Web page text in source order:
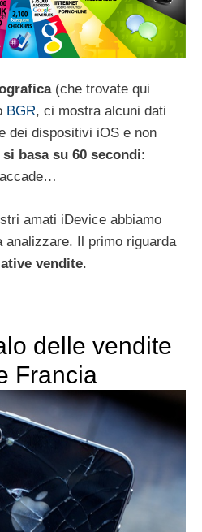
(che trovate qui
BGR, ci mostra alcuni dati
dei dispositivi iOS e non
si basa su 60 secondi:
amati iDevice abbiamo
analizzare. Il primo riguarda
vendite.
delle vendite
Francia